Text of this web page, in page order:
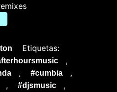
Etiquetas:
,
, #cumbia ,
, #djsmusic ,